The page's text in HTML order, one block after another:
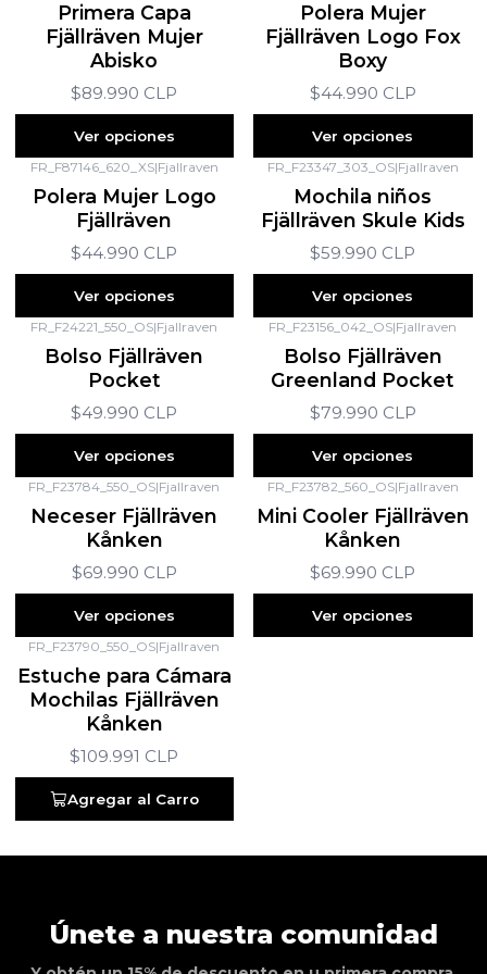
Primera Capa
Fjällräven Mujer
Abisko
$89.990 CLP
Ver opciones
Polera Mujer
Fjällräven Logo Fox
Boxy
$44.990 CLP
Ver opciones
FR_F87146_620_XS|Fjallraven
Polera Mujer Logo
Fjällräven
$44.990 CLP
Ver opciones
FR_F23347_303_OS|Fjallraven
Mochila niños
Fjällräven Skule Kids
$59.990 CLP
Ver opciones
FR_F24221_550_OS|Fjallraven
Bolso Fjällräven
Pocket
$49.990 CLP
Ver opciones
FR_F23156_042_OS|Fjallraven
Bolso Fjällräven
Greenland Pocket
$79.990 CLP
Ver opciones
FR_F23784_550_OS|Fjallraven
Neceser Fjällräven
Kånken
$69.990 CLP
Ver opciones
FR_F23782_560_OS|Fjallraven
Mini Cooler Fjällräven
Kånken
$69.990 CLP
Ver opciones
FR_F23790_550_OS|Fjallraven
Estuche para Cámara
Mochilas Fjällräven
Kånken
$109.991 CLP
Agregar al Carro
Únete a nuestra comunidad